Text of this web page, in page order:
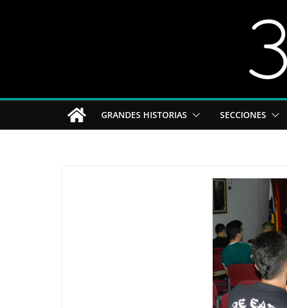
GRANDES HISTORIAS SECCIONES